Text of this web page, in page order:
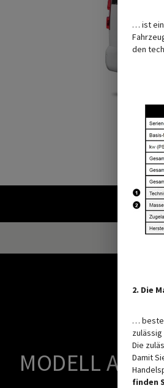
MODELL
… ist ein
den
2. Die
…
Die
Damit
finden